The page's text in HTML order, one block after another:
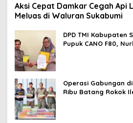
Aksi Cepat Damkar Cegah Api
Meluas di Waluran Sukabumi
DPD TMI Kabupaten
Pupuk CANO F80,
Operasi Gabungan
Ribu Batang Rokok